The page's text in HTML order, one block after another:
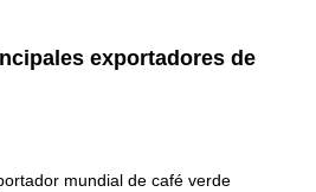
exportadores de
mundial de café verde